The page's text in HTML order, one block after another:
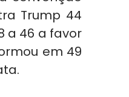
Trump 44
a 46 a favor
em 49